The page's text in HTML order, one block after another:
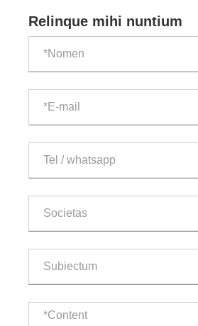
Relinque mihi nuntium